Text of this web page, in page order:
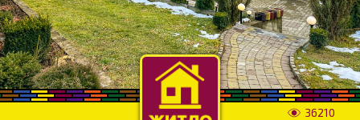
36210